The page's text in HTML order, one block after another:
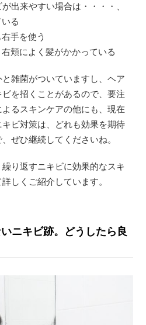
出来やすい場合は・・・・、
る
手を使う
頬によく髪がかかっている
雑菌がついていますし、ヘア
を招くことがあるので、要注
るスキンケアの他にも、現在
ビ対策は、どれも効果を期待
ぜひ継続してくださいね。
繰り返すニキビに効果的なスキ
しくご紹介しています。
ニキビ跡。どうしたら良